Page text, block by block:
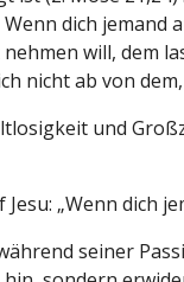
dich jemand
will, dem
nicht ab von
und
„Wenn dich
seiner